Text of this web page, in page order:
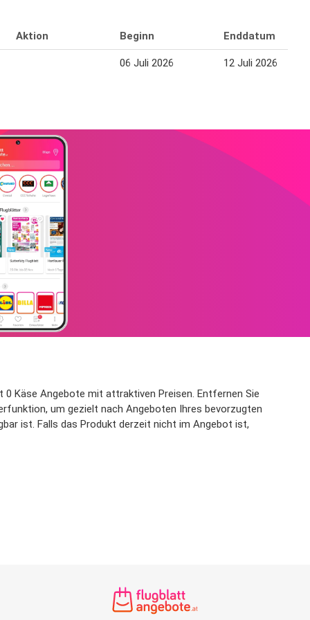
Aktion Beginn Enddatum
06 Juli 2026 12 Juli 2026
Käse Angebote mit attraktiven Preisen. Entfernen Sie
um gezielt nach Angeboten Ihres bevorzugten
ist. Falls das Produkt derzeit nicht im Angebot ist,